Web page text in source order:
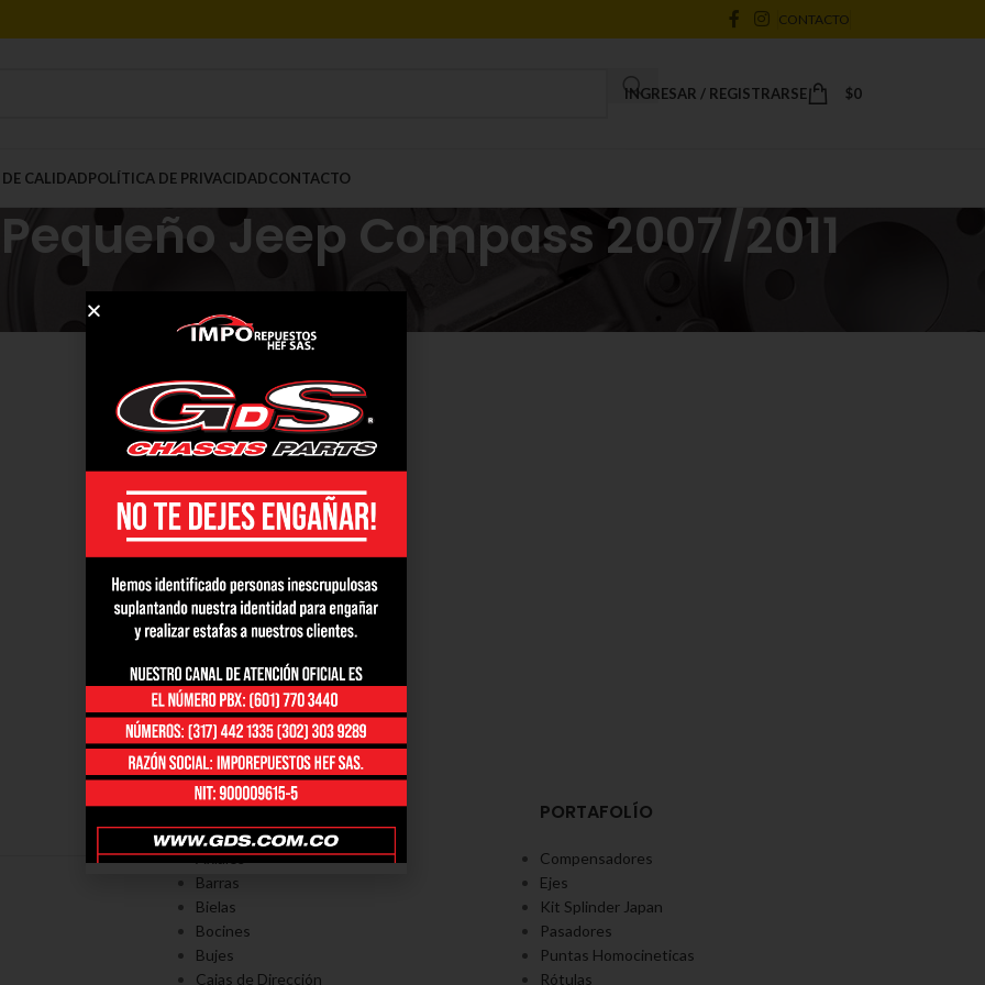
CONTACTO
INGRESAR / REGISTRARSE $0
CALIDADPOLÍTICA DE PRIVACIDADCONTACTO
Jeep Compass 2007/2011
PORTAFOLÍO
Axiales
Barras
Bielas
Bocines
Bujes
Cajas de Dirección
PORTAFOLÍO
Compensadores
Ejes
Kit Splinder Japan
Pasadores
Puntas Homocineticas
Rótulas